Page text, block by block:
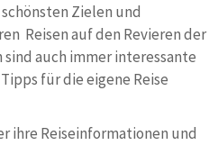
Zielen und
Reisen auf den Revieren der
sind auch immer interessante
für die eigene Reise
ihre Reiseinformationen und